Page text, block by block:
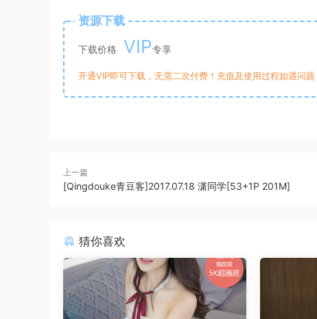
资源下载
下载价格 VIP专享
开通VIP即可下载，无需二次付费！充值及使用过程如遇
上一篇
[Qingdouke青豆客]2017.07.18 潇同学[53+1P 201M]
猜你喜欢